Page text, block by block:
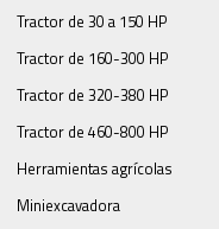
Tractor de 30 a 150 HP
Tractor de 160-300 HP
Tractor de 320-380 HP
Tractor de 460-800 HP
Herramientas agrícolas
Miniexcavadora